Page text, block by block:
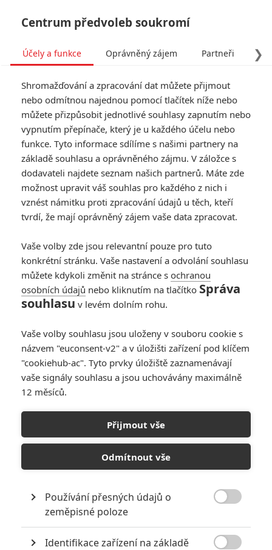
Tag: Harry Potter and the
Order of the Phoenix
ČLÁNKY FILMY(1) OSOBY (0) VIDEA (0)
RECENZE FILMŮ
10
Schnirch nebarví hnus českých dějin
narůžovo
5
Recenze: Záhada strašidelného
zámku úroveň štědrovečerních
8 Recenze: Občanská válka
6
8 Recenze: Opičí muž
Centrum předvoleb soukromí
❯
Účely a funkce Oprávněný zájem Partneři
Shromažďování a zpracování dat můžete přijmout
nebo odmítnou najednou pomocí tlačítek níže nebo
můžete přizpůsobit jednotlivé souhlasy zapnutím nebo
vypnutím přepínače, který je u každého účelu nebo
funkce. Tyto informace sdílíme s našimi partnery na
základě souhlasu a oprávněného zájmu. V záložce s
dodavateli najdete seznam našich partnerů. Máte zde
možnost upravit váš souhlas pro každého z nich i
vznést námitku proti zpracování údajů u těch, kteří
tvrdí, že mají oprávněný zájem vaše data zpracovat.
Vaše volby zde jsou relevantní pouze pro tuto
konkrétní stránku. Vaše nastavení a odvolání souhlasu
můžete kdykoli změnit na stránce s ochranou
osobních údajů nebo kliknutím na tlačítko Správa
souhlasu v levém dolním rohu.
Vaše volby souhlasu jsou uloženy v souboru cookie s
názvem "euconsent-v2" a v úložišti zařízení pod klíčem
"cookiehub-ac". Tyto prvky úložiště zaznamenávají
vaše signály souhlasu a jsou uchovávány maximálně
12 měsíců.
Přijmout vše
Odmítnout vše
Používání přesných údajů o
zeměpisné poloze
Identifikace zařízení na základě